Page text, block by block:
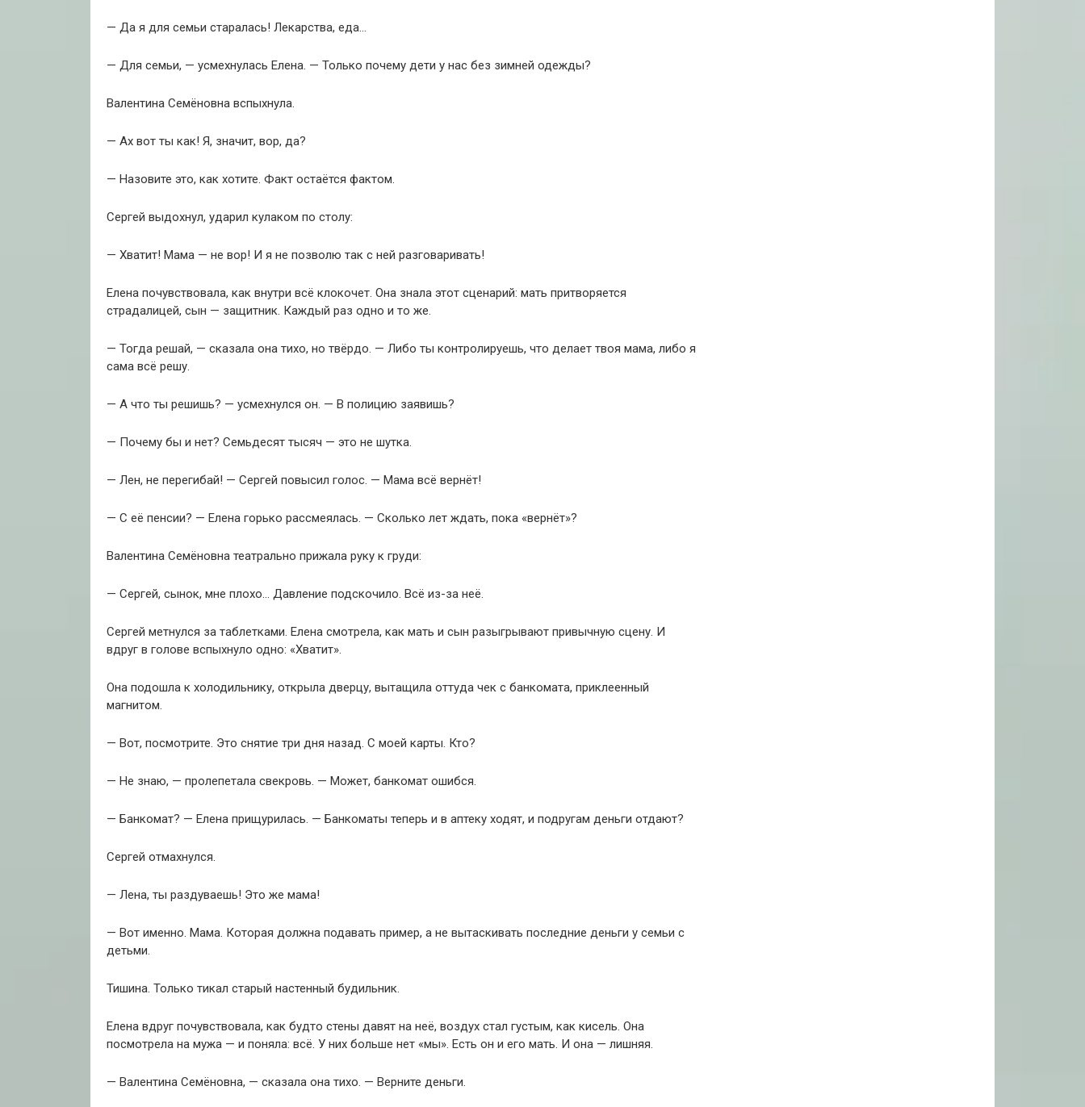
— Да я для семьи старалась! Лекарства, еда…
— Для семьи, — усмехнулась Елена. — Только почему дети у нас без зимней одежды?
Валентина Семёновна вспыхнула.
— Ах вот ты как! Я, значит, вор, да?
— Назовите это, как хотите. Факт остаётся фактом.
Сергей выдохнул, ударил кулаком по столу:
— Хватит! Мама — не вор! И я не позволю так с ней разговаривать!
Елена почувствовала, как внутри всё клокочет. Она знала этот сценарий: мать притворяется
страдалицей, сын — защитник. Каждый раз одно и то же.
— Тогда решай, — сказала она тихо, но твёрдо. — Либо ты контролируешь, что делает твоя мама, либо я
сама всё решу.
— А что ты решишь? — усмехнулся он. — В полицию заявишь?
— Почему бы и нет? Семьдесят тысяч — это не шутка.
— Лен, не перегибай! — Сергей повысил голос. — Мама всё вернёт!
— С её пенсии? — Елена горько рассмеялась. — Сколько лет ждать, пока «вернёт»?
Валентина Семёновна театрально прижала руку к груди:
— Сергей, сынок, мне плохо… Давление подскочило. Всё из-за неё.
Сергей метнулся за таблетками. Елена смотрела, как мать и сын разыгрывают привычную сцену. И
вдруг в голове вспыхнуло одно: «Хватит».
Она подошла к холодильнику, открыла дверцу, вытащила оттуда чек с банкомата, приклеенный
магнитом.
— Вот, посмотрите. Это снятие три дня назад. С моей карты. Кто?
— Не знаю, — пролепетала свекровь. — Может, банкомат ошибся.
— Банкомат? — Елена прищурилась. — Банкоматы теперь и в аптеку ходят, и подругам деньги отдают?
Сергей отмахнулся.
— Лена, ты раздуваешь! Это же мама!
— Вот именно. Мама. Которая должна подавать пример, а не вытаскивать последние деньги у семьи с
детьми.
Тишина. Только тикал старый настенный будильник.
Елена вдруг почувствовала, как будто стены давят на неё, воздух стал густым, как кисель. Она
посмотрела на мужа — и поняла: всё. У них больше нет «мы». Есть он и его мать. И она — лишняя.
— Валентина Семёновна, — сказала она тихо. — Верните деньги.